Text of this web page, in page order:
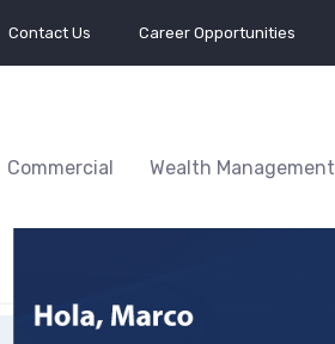
Contact Us Career Opportunities
Commercial Wealth Management